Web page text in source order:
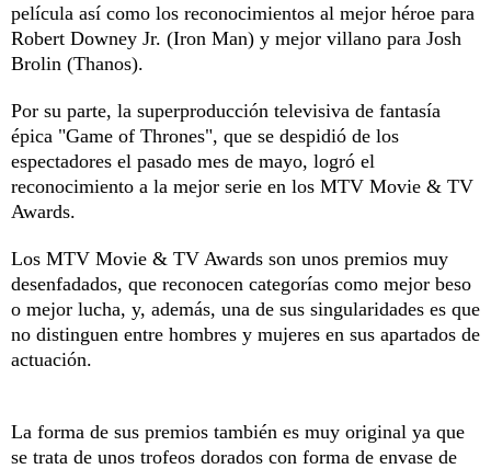
película así como los reconocimientos al mejor héroe para
Robert Downey Jr. (Iron Man) y mejor villano para Josh
Brolin (Thanos).
Por su parte, la superproducción televisiva de fantasía
épica "Game of Thrones", que se despidió de los
espectadores el pasado mes de mayo, logró el
reconocimiento a la mejor serie en los MTV Movie & TV
Awards.
Los MTV Movie & TV Awards son unos premios muy
desenfadados, que reconocen categorías como mejor beso
o mejor lucha, y, además, una de sus singularidades es que
no distinguen entre hombres y mujeres en sus apartados de
actuación.
La forma de sus premios también es muy original ya que
se trata de unos trofeos dorados con forma de envase de